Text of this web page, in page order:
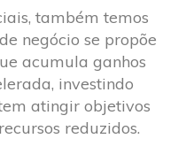
também temos
negócio se propõe
acumula ganhos
investindo
atingir objetivos
reduzidos.